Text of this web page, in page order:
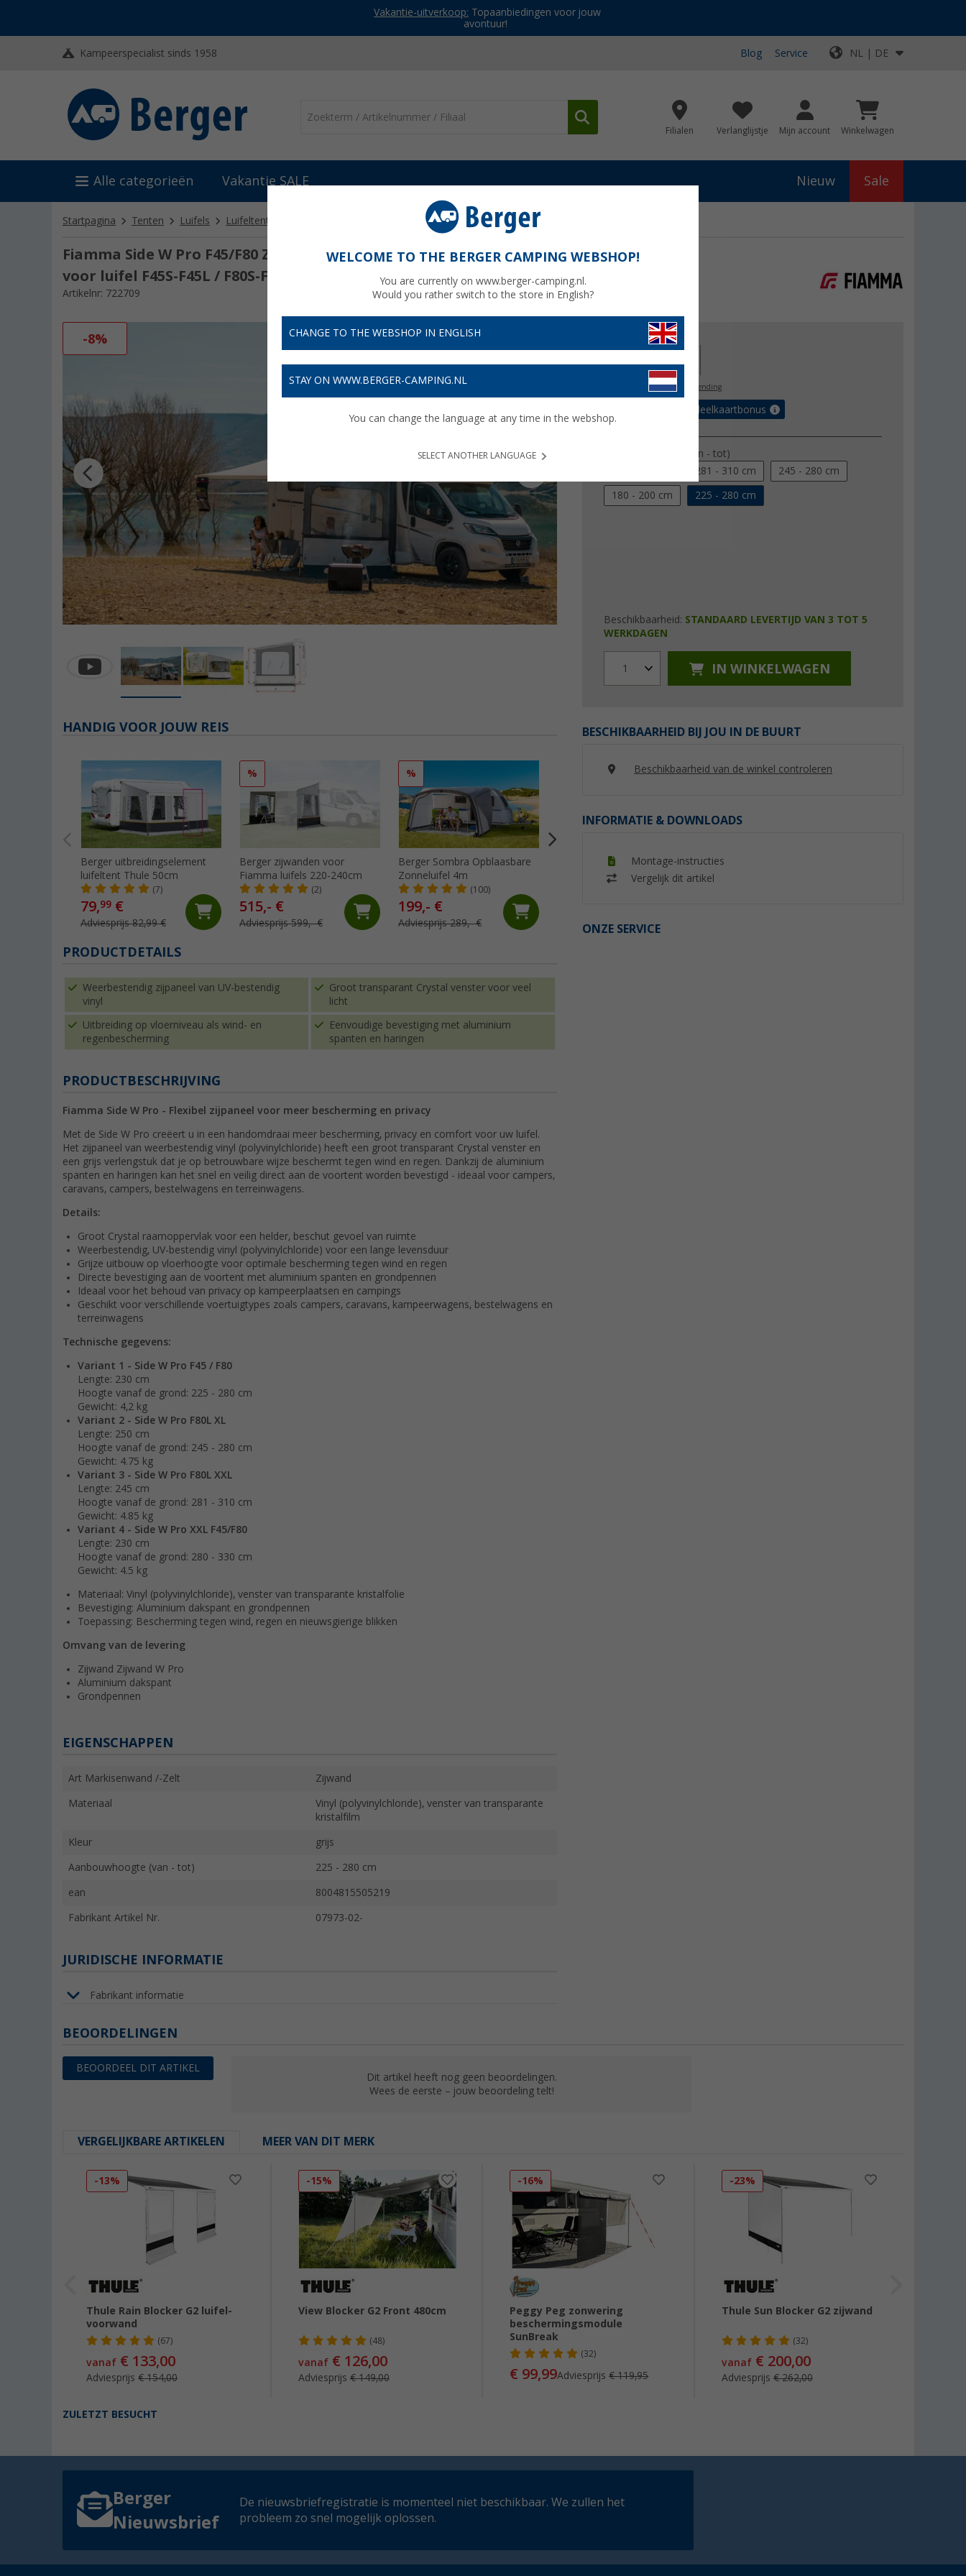
Vakantie-uitverkoop: Topaanbiedingen voor jouw
avontuur!
Kampeerspecialist sinds 1958 Blog Service NL | DE
Filialen Verlanglijstje Mijn account Winkelwagen
Alle categorieën Vakantie SALE Nieuw Sale
Startpagina Tenten Luifels Luifeltenten & luifel wanden Fiamma Side W Pro zijpaneel voor luifels Wind- en regenbescherming
Fiamma Side W Pro F45/F80 Zijwand voor luifels Wind- en regenbescherming
voor luifel F45S-F45L / F80S-F80L Hoogte 225-280 cm
Artikelnr: 722709
-8% Adviesprijs€ 252,00
€ 230,00
Prijzen incl. BTWgratis verzending
€ met de voordeelkaartbonus
Aanbouwhoogte (van - tot)
281 - 310 cm 245 - 280 cm
180 - 200 cm 225 - 280 cm
Beschikbaarheid: STANDAARD LEVERTIJD VAN 3 TOT 5
WERKDAGEN
1 IN WINKELWAGEN
BESCHIKBAARHEID BIJ JOU IN DE BUURT
Beschikbaarheid van de winkel controleren
INFORMATIE & DOWNLOADS
Montage-instructies
Vergelijk dit artikel
ONZE SERVICE
HANDIG VOOR JOUW REIS
Berger uitbreidingselement
luifeltent Thule 50cm
(7)
79,99 €
Adviesprijs 82,99 €
%
Berger zijwanden voor
Fiamma luifels 220-240cm
(2)
515,- €
Adviesprijs 599,- €
%
Berger Sombra Opblaasbare
Zonneluifel 4m
(100)
199,- €
Adviesprijs 289,- €
Peggy Peg zonwering
beschermingsmodule
Adviesprijs 119,95 €
%
Thule Rain Blocker G2 luifel-
PRODUCTDETAILS
Weerbestendig zijpaneel van UV-bestendig
vinyl
Groot transparant Crystal venster voor veel
licht
Uitbreiding op vloerniveau als wind- en
regenbescherming
Eenvoudige bevestiging met aluminium
spanten en haringen
PRODUCTBESCHRIJVING
Fiamma Side W Pro - Flexibel zijpaneel voor meer bescherming en privacy
Met de Side W Pro creëert u in een handomdraai meer bescherming, privacy en comfort voor uw luifel.
Het zijpaneel van weerbestendig vinyl (polyvinylchloride) heeft een groot transparant Crystal venster en
een grijs verlengstuk dat je op betrouwbare wijze beschermt tegen wind en regen. Dankzij de aluminium
spanten en haringen kan het snel en veilig direct aan de voortent worden bevestigd - ideaal voor campers,
caravans, campers, bestelwagens en terreinwagens.
Details:
Groot Crystal raamoppervlak voor een helder, beschut gevoel van ruimte
Weerbestendig, UV-bestendig vinyl (polyvinylchloride) voor een lange levensduur
Grijze uitbouw op vloerhoogte voor optimale bescherming tegen wind en regen
Directe bevestiging aan de voortent met aluminium spanten en grondpennen
Ideaal voor het behoud van privacy op kampeerplaatsen en campings
Geschikt voor verschillende voertuigtypes zoals campers, caravans, kampeerwagens, bestelwagens en
terreinwagens
Technische gegevens:
Variant 1 - Side W Pro F45 / F80
Lengte: 230 cm
Hoogte vanaf de grond: 225 - 280 cm
Gewicht: 4,2 kg
Variant 2 - Side W Pro F80L XL
Lengte: 250 cm
Hoogte vanaf de grond: 245 - 280 cm
Gewicht: 4.75 kg
Variant 3 - Side W Pro F80L XXL
Lengte: 245 cm
Hoogte vanaf de grond: 281 - 310 cm
Gewicht: 4.85 kg
Variant 4 - Side W Pro XXL F45/F80
Lengte: 230 cm
Hoogte vanaf de grond: 280 - 330 cm
Gewicht: 4.5 kg
Materiaal: Vinyl (polyvinylchloride), venster van transparante kristalfolie
Bevestiging: Aluminium dakspant en grondpennen
Toepassing: Bescherming tegen wind, regen en nieuwsgierige blikken
Omvang van de levering
Zijwand Zijwand W Pro
Aluminium dakspant
Grondpennen
EIGENSCHAPPEN
Art Markisenwand /-Zelt Zijwand
Materiaal
Vinyl (polyvinylchloride), venster van transparante
kristalfilm
Kleur grijs
Aanbouwhoogte (van - tot) 225 - 280 cm
ean 8004815505219
Fabrikant Artikel Nr. 07973-02-
JURIDISCHE INFORMATIE
Fabrikant informatie
BEOORDELINGEN
BEOORDEEL DIT ARTIKEL
Dit artikel heeft nog geen beoordelingen.
Wees de eerste – jouw beoordeling telt!
VERGELIJKBARE ARTIKELEN MEER VAN DIT MERK
-13%
Thule Rain Blocker G2 luifel-
voorwand
(67)
vanaf € 133,00
Adviesprijs€ 154,00
-15%
View Blocker G2 Front 480cm
(48)
vanaf€ 126,00
Adviesprijs € 149,00
-16%
Peggy Peg zonwering
beschermingsmodule
SunBreak
(32)
€ 99,99Adviesprijs€ 119,95
-23%
Thule Sun Blocker G2 zijwand
(32)
vanaf€ 200,00
Adviesprijs € 262,00
ZULETZT BESUCHT
Berger
Nieuwsbrief
De nieuwsbriefregistratie is momenteel niet beschikbaar. We zullen het
probleem zo snel mogelijk oplossen.
WELCOME TO THE BERGER CAMPING WEBSHOP!
You are currently on www.berger-camping.nl.
Would you rather switch to the store in English?
CHANGE TO THE WEBSHOP IN ENGLISH
STAY ON WWW.BERGER-CAMPING.NL
You can change the language at any time in the webshop.
SELECT ANOTHER LANGUAGE